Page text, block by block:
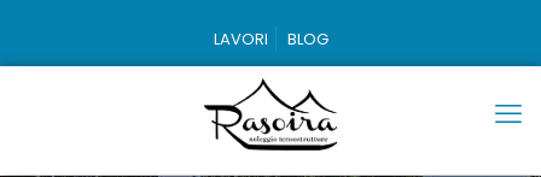
LAVORI BLOG